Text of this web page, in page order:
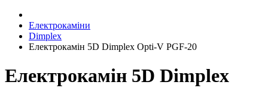
Електрокаміни
Dimplex
Електрокамін 5D Dimplex Opti-V PGF-20
Електрокамін 5D Dimplex